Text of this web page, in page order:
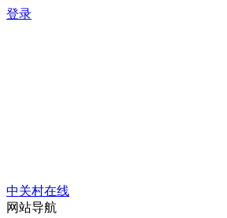
登录
中关村在线
网站导航